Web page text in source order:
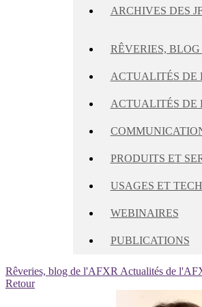
ARCHIVES DES
RÊVERIES,
ACTUALITÉS DE
ACTUALITÉS DE
PRODUITS ET
USAGES ET
WEBINAIRES
PUBLICATIONS
Rêveries, blog de l'AFXR Actualités de
Retour